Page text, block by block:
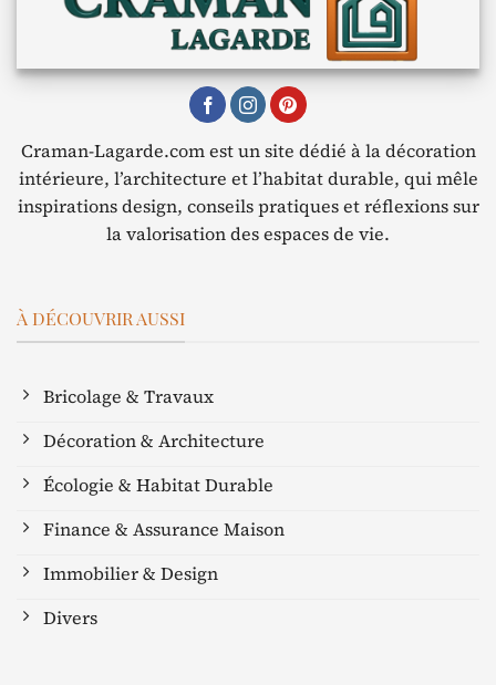
Craman-Lagarde.com est un site dédié à la décoration
intérieure, l’architecture et l’habitat durable, qui mêle
inspirations design, conseils pratiques et réflexions sur
la valorisation des espaces de vie.
À DÉCOUVRIR AUSSI
Bricolage & Travaux
Décoration & Architecture
Écologie & Habitat Durable
Finance & Assurance Maison
Immobilier & Design
Divers